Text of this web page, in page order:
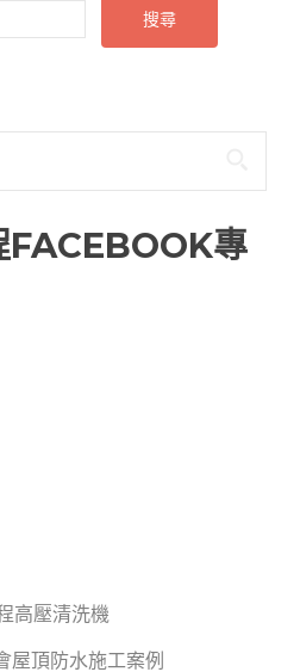
FACEBOOK專
高壓清洗機
屋頂防水施工案例